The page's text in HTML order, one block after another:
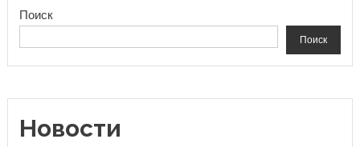
Поиск
Поиск
Новости